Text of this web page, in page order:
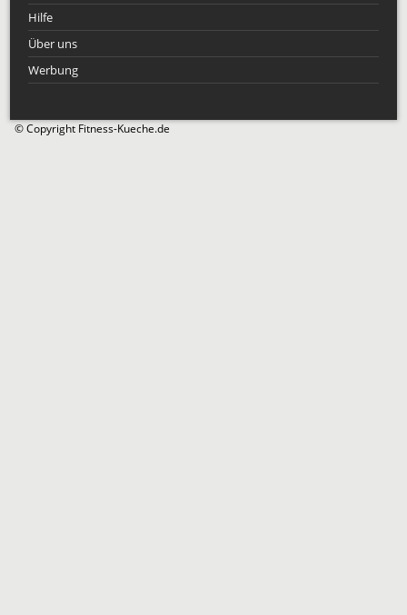
Hilfe
Über uns
Werbung
© Copyright Fitness-Kueche.de